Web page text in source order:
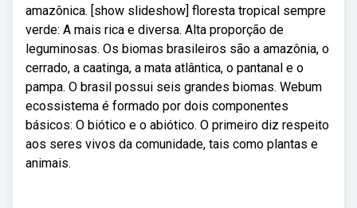
amazônica. [show slideshow] floresta tropical sempre
verde: A mais rica e diversa. Alta proporção de
leguminosas. Os biomas brasileiros são a amazônia, o
cerrado, a caatinga, a mata atlântica, o pantanal e o
pampa. O brasil possui seis grandes biomas. Webum
ecossistema é formado por dois componentes
básicos: O biótico e o abiótico. O primeiro diz respeito
aos seres vivos da comunidade, tais como plantas e
animais.